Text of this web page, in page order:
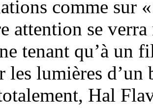
comme sur
attention se
tenant qu’à un
les lumières
Hal